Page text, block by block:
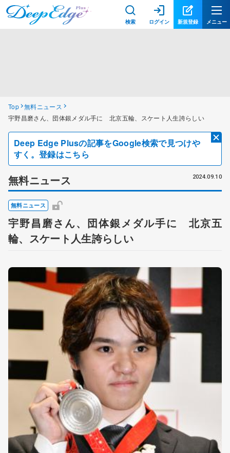
検索 ログイン 新規登録 メニュー
Top 無料ニュース
宇野昌磨さん、団体銀メダル手に 北京五輪、スケート人生誇らしい
Deep Edge Plusの記事をGoogle検索で見つけや
すく。登録はこちら
無料ニュース 2024.09.10
無料ニュース
宇野昌磨さん、団体銀メダル手に 北京五
輪、スケート人生誇らしい